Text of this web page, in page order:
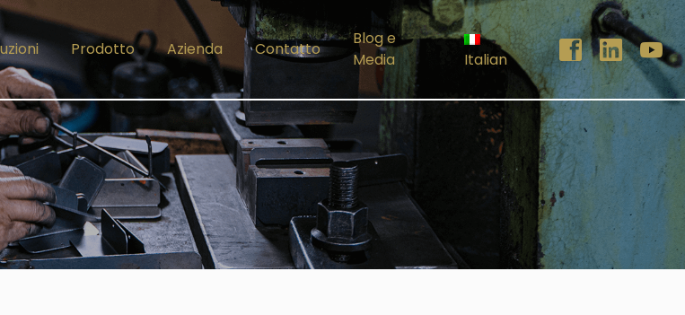
Prodotto Azienda Contatto
Blog e
Media
Italian